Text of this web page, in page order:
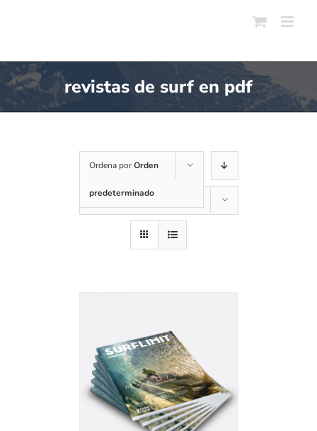
revistas de surf en pdf
Ordena porOrden
predeterminado
Mostrar
Valorado
en5.00de 5
DETALLES